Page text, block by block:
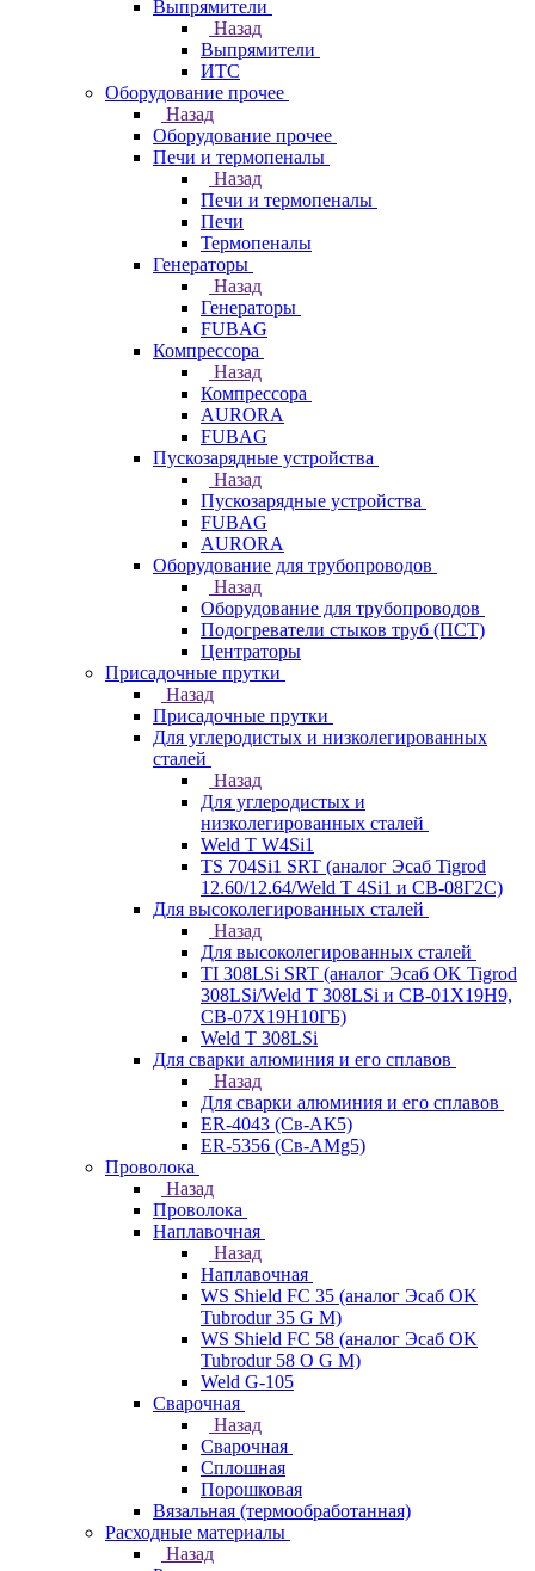
Выпрямители
Назад
Выпрямители
ИТС
Оборудование прочее
Назад
Оборудование прочее
Печи и термопеналы
Назад
Печи и термопеналы
Печи
Термопеналы
Генераторы
Назад
Генераторы
FUBAG
Компрессора
Назад
Компрессора
AURORA
FUBAG
Пускозарядные устройства
Назад
Пускозарядные устройства
FUBAG
AURORA
Оборудование для трубопроводов
Назад
Оборудование для трубопроводов
Подогреватели стыков труб (ПСТ)
Центраторы
Присадочные прутки
Назад
Присадочные прутки
Для углеродистых и низколегированных
сталей
Назад
Для углеродистых и
низколегированных сталей
Weld T W4Si1
TS 704Si1 SRT (аналог Эсаб Tigrod
12.60/12.64/Weld T 4Si1 и СВ-08Г2С)
Для высоколегированных сталей
Назад
Для высоколегированных сталей
TI 308LSi SRT (аналог Эсаб OK Tigrod
308LSi/Weld T 308LSi и СВ-01Х19Н9,
СВ-07Х19Н10ГБ)
Weld T 308LSi
Для сварки алюминия и его сплавов
Назад
Для сварки алюминия и его сплавов
ER-4043 (Св-АК5)
ER-5356 (Св-АМg5)
Проволока
Назад
Проволока
Наплавочная
Назад
Наплавочная
WS Shield FC 35 (аналог Эсаб OK
Tubrodur 35 G M)
WS Shield FC 58 (аналог Эсаб OK
Tubrodur 58 O G M)
Weld G-105
Сварочная
Назад
Сварочная
Сплошная
Порошковая
Вязальная (термообработанная)
Расходные материалы
Назад